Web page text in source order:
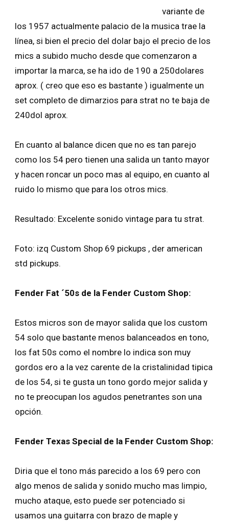
variante de
los 1957 actualmente palacio de la musica trae la
línea, si bien el precio del dolar bajo el precio de los
mics a subido mucho desde que comenzaron a
importar la marca, se ha ido de 190 a 250dolares
aprox. ( creo que eso es bastante ) igualmente un
set completo de dimarzios para strat no te baja de
240dol aprox.
En cuanto al balance dicen que no es tan parejo
como los 54 pero tienen una salida un tanto mayor
y hacen roncar un poco mas al equipo, en cuanto al
ruido lo mismo que para los otros mics.
Resultado: Excelente sonido vintage para tu strat.
Foto: izq Custom Shop 69 pickups , der american
std pickups.
Fender Fat ´50s de la Fender Custom Shop:
Estos micros son de mayor salida que los custom
54 solo que bastante menos balanceados en tono,
los fat 50s como el nombre lo indica son muy
gordos ero a la vez carente de la cristalinidad tipica
de los 54, si te gusta un tono gordo mejor salida y
no te preocupan los agudos penetrantes son una
opción.
Fender Texas Special de la Fender Custom Shop:
Diria que el tono más parecido a los 69 pero con
algo menos de salida y sonido mucho mas limpio,
mucho ataque, esto puede ser potenciado si
usamos una guitarra con brazo de maple y